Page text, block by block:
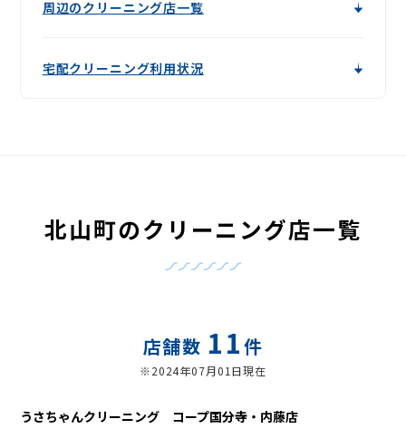
周辺のクリーニング店一覧
宅配クリーニング利用状況
北山町のクリーニング店一覧
店舗数 11件
※2024年07月01日現在
うさちゃんクリーニング コープ国分寺・内藤店